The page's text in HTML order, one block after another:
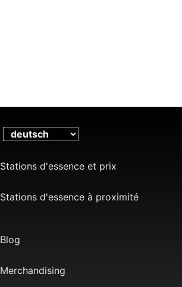
Stations d'essence et prix
Stations d'essence à proximité
Blog
Merchandising